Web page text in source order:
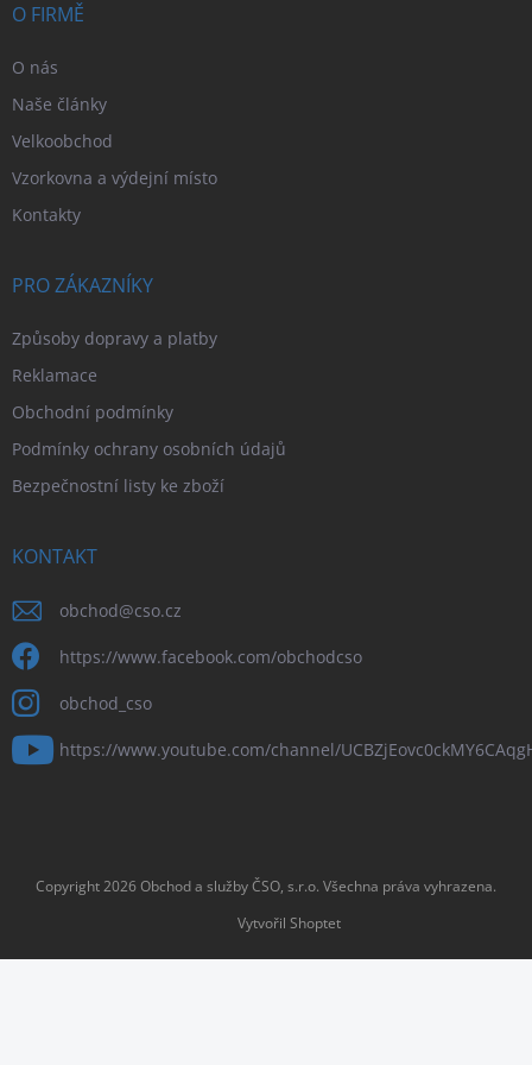
O FIRMĚ
O nás
Naše články
Velkoobchod
Vzorkovna a výdejní místo
Kontakty
PRO ZÁKAZNÍKY
Způsoby dopravy a platby
Reklamace
Obchodní podmínky
Podmínky ochrany osobních údajů
Bezpečnostní listy ke zboží
KONTAKT
obchod@cso.cz
https://www.facebook.com/obchodcso
obchod_cso
https://www.youtube.com/channel/
Vytvořil Shoptet
Copyright 2026Obchod a služby ČSO, s.r.o. Všechna práva vyhrazena.